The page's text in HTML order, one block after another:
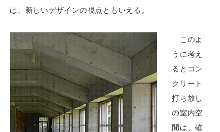
は、新しいデザインの視点ともいえる。
このよ
うに考え
るとコン
クリート
打ち放し
の室内空
間は、確